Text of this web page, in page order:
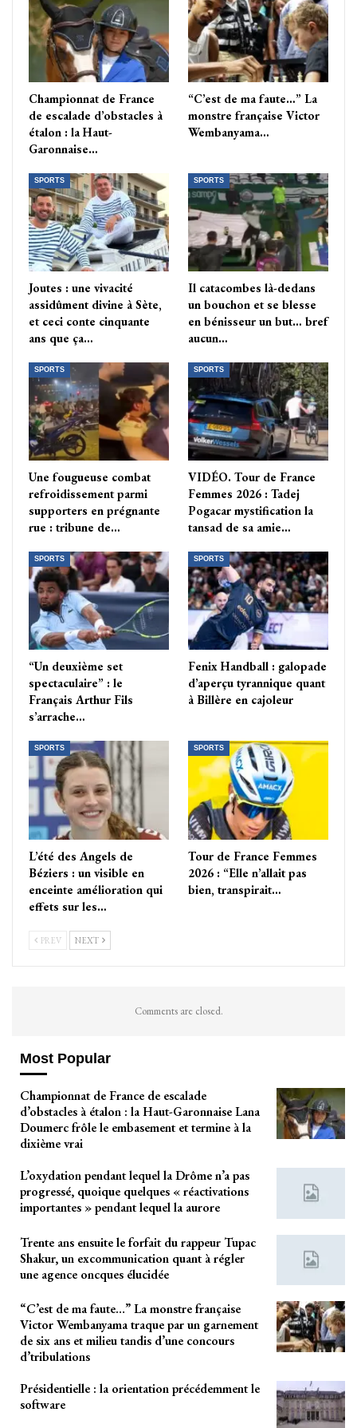
Championnat de France
de escalade d’obstacles à
étalon : la Haut-
Garonnaise…
“C’est de ma faute…” La
monstre française Victor
Wembanyama…
SPORTS
Joutes : une vivacité
assidûment divine à Sète,
et ceci conte cinquante
ans que ça…
SPORTS
Il catacombes là-dedans
un bouchon et se blesse
en bénisseur un but… bref
aucun…
SPORTS
Une fougueuse combat
refroidissement parmi
supporters en prégnante
rue : tribune de…
SPORTS
VIDÉO. Tour de France
Femmes 2026 : Tadej
Pogacar mystification la
tansad de sa amie…
SPORTS
“Un deuxième set
spectaculaire” : le
Français Arthur Fils
s’arrache…
SPORTS
Fenix Handball : galopade
d’aperçu tyrannique quant
à Billère en cajoleur
SPORTS
L’été des Angels de
Béziers : un visible en
enceinte amélioration qui
effets sur les…
SPORTS
Tour de France Femmes
2026 : “Elle n’allait pas
bien, transpirait…
PREV NEXT
Comments are closed.
Most Popular
Championnat de France de escalade
d’obstacles à étalon : la Haut-Garonnaise Lana
Doumerc frôle le embasement et termine à la
dixième vrai
L’oxydation pendant lequel la Drôme n’a pas
progressé, quoique quelques « réactivations
importantes » pendant lequel la aurore
Trente ans ensuite le forfait du rappeur Tupac
Shakur, un excommunication quant à régler
une agence oncques élucidée
“C’est de ma faute…” La monstre française
Victor Wembanyama traque par un garnement
de six ans et milieu tandis d’une concours
d’tribulations
Présidentielle : la orientation précédemment le
software